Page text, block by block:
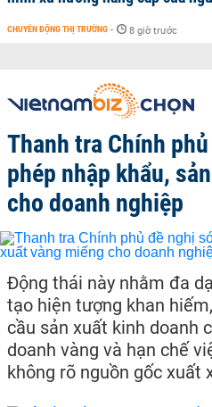
CHUYỂN ĐỘNG THỊ TRƯỜNG - 8 giờ trước
Thanh tra Chính
phép nhập khẩu,
cho doanh nghiệp
Động thái này nhằm đa
tạo hiện tượng khan
cầu sản xuất kinh doanh
doanh vàng và hạn chế
không rõ nguồn gốc xuất